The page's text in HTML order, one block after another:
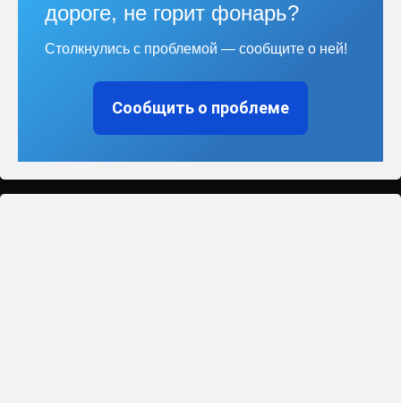
дороге, не горит фонарь?
Столкнулись с проблемой — сообщите о ней!
Сообщить о проблеме